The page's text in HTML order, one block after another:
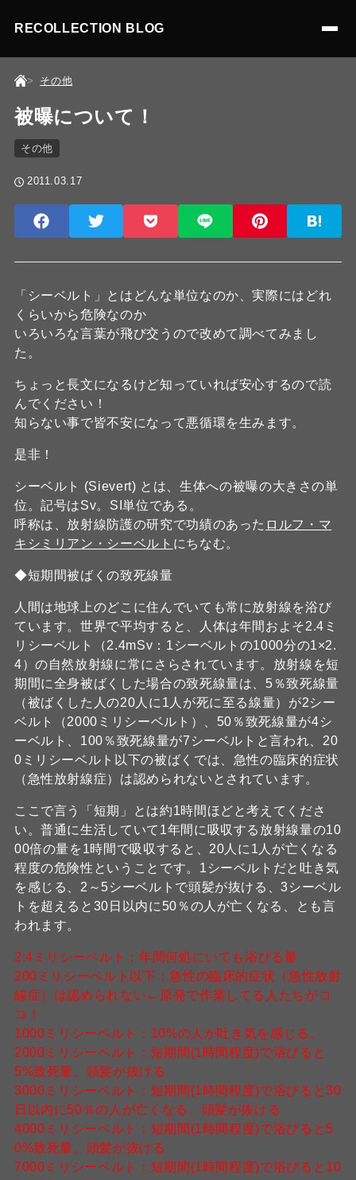
RECOLLECTION BLOG
その他
被曝について！
その他
2011.03.17
「シーベルト」とはどんな単位なのか、実際にはどれ
くらいから危険なのか
いろいろな言葉が飛び交うので改めて調べてみまし
た。
ちょっと長文になるけど知っていれば安心するので読
んでください！
知らない事で皆不安になって悪循環を生みます。
是非！
シーベルト (Sievert) とは、生体への被曝の大きさの単
位。記号はSv。SI単位である。
呼称は、放射線防護の研究で功績のあった ロルフ・マ
キシミリアン・シーベルト にちなむ。
◆短期間被ばくの致死線量
人間は地球上のどこに住んでいても常に放射線を浴び
ています。世界で平均すると、人体は年間およそ2.4ミ
リシーベルト（2.4mSv：1シーベルトの1000分の1×2.
4）の自然放射線に常にさらされています。放射線を短
期間に全身被ばくした場合の致死線量は、5％致死線量
（被ばくした人の20人に1人が死に至る線量）が2シー
ベルト（2000ミリシーベルト）、50％致死線量が4シ
ーベルト、100％致死線量が7シーベルトと言われ、20
0ミリシーベルト以下の被ばくでは、急性の臨床的症状
（急性放射線症）は認められないとされています。
ここで言う「短期」とは約1時間ほどと考えてくださ
い。普通に生活していて1年間に吸収する放射線量の10
00倍の量を1時間で吸収すると、20人に1人が亡くなる
程度の危険性ということです。1シーベルトだと吐き気
を感じる、2～5シーベルトで頭髪が抜ける、3シーベル
トを超えると30日以内に50％の人が亡くなる、とも言
われます。
2.4ミリシーベルト：年間何処にいても浴びる量
200ミリシーベルト以下：急性の臨床的症状（急性放射
線症）は認められない←原発で作業してる人たちがコ
コ！
1000ミリシーベルト：10%の人が吐き気を感じる。
2000ミリシーベルト：短期間(1時間程度)で浴びると
5%致死量。頭髪が抜ける
3000ミリシーベルト：短期間(1時間程度)で浴びると30
日以内に50％の人が亡くなる。頭髪が抜ける
4000ミリシーベルト：短期間(1時間程度)で浴びると5
0%致死量。頭髪が抜ける
7000ミリシーベルト：短期間(1時間程度)で浴びると10